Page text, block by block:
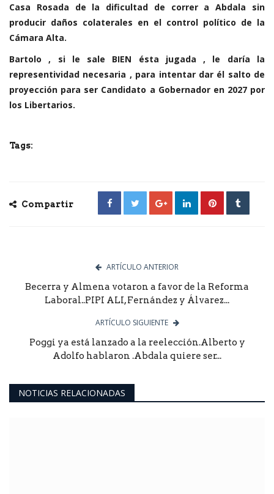
Casa Rosada de la dificultad de correr a Abdala sin
producir daños colaterales en el control político de la
Cámara Alta.
Bartolo , si le sale BIEN ésta jugada , le daría la
representividad necesaria , para intentar dar él salto de
proyección para ser Candidato a Gobernador en 2027 por
los Libertarios.
Tags:
Compartir
ARTÍCULO ANTERIOR
Becerra y Almena votaron a favor de la Reforma
Laboral..PIPI ALI, Fernández y Álvarez...
ARTÍCULO SIGUIENTE
Poggi ya está lanzado a la reelección.Alberto y
Adolfo hablaron .Abdala quiere ser...
NOTICIAS RELACIONADAS